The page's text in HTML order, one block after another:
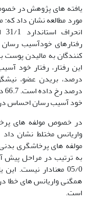
یافته های پژوهش در
کنندگان به مالیدن
خود آسیب رسان احساس
در خصوص مولفه های
واریانس مختلط نشان
مولفه های پرخاشگری
به ترتیب در مراحل پیش
05/0 معنادار نیست.
همگنی واریانس های خطا
است.